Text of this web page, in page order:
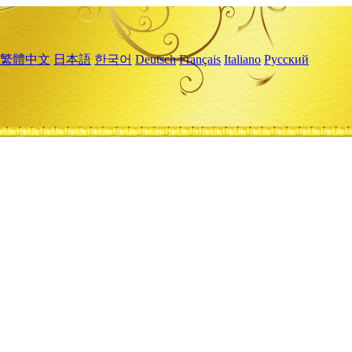
繁體中文 日本語 한국어 Deutsch Français Italiano Русский